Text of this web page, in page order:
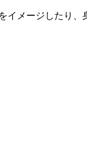
イメージしたり